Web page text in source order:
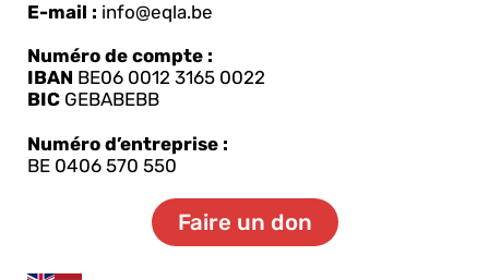
E-mail : info@eqla.be
Numéro de compte :
IBAN BE06 0012 3165 0022
BIC GEBABEBB
Numéro d’entreprise :
BE 0406 570 550
Faire un don